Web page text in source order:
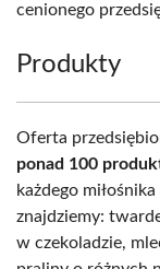
cenionego
Produkty
Oferta
ponad 100
każdego
znajdziemy:
w czekoladzie,